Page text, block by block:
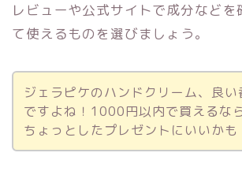
レビューや公式サイトで成分などを
て使えるものを選びましょう。
ジェラピケのハンドクリーム、良い
ですよね！1000円以内で買えるなら
ちょっとしたプレゼントにいいかも